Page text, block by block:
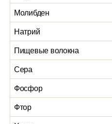
Молибден
Натрий
Пищевые волокна
Сера
Фосфор
Фтор